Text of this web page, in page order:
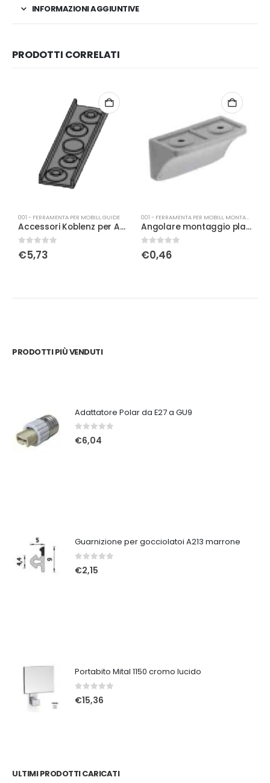
INFORMAZIONI AGGIUNTIVE
PRODOTTI CORRELATI
001 - FERRAMENTA PER MOBILI,GUIDE
Accessori Koblenz per Ant.pieg.Libro pattino inferiore
0Su 5
€5,73
001 - FERRAMENTA PER MOBILI, MONTARMADI
Angolare montaggio plastica bianco c/tappo
0Su 5
€0,46
PRODOTTI PIÙ VENDUTI
Adattatore Polar da E27 a GU9
0Su 5
€6,04
Guarnizione per gocciolatoi A213 marrone
0Su 5
€2,15
Portabito Mital 1150 cromo lucido
Su 5
€15,36
ULTIMI PRODOTTI CARICATI